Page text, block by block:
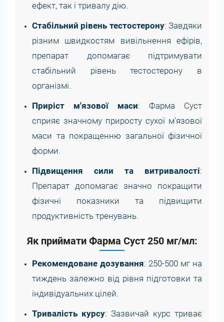
ефект, так і тривалу дію.
Стабільний рівень тестостерону: Завдяки
різним швидкостям вивільнення ефірів,
препарат допомагає підтримувати
стабільний рівень тестостерону в
організмі.
Приріст м'язової маси: Фарма Суст
сприяє значному приросту сухої м'язової
маси та покращенню загальної фізичної
форми.
Підвищення сили та витривалості:
Препарат допомагає значно покращити
фізичні показники та підвищити
продуктивність тренувань.
Як приймати Фарма Суст 250 мг/мл:
Рекомендоване дозування: 250-500 мг на
тиждень залежно від рівня підготовки та
індивідуальних цілей.
Тривалість курсу: Зазвичай курс триває